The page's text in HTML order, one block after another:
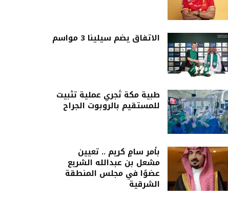
الاتفاق يضم سيلينا 3 مواسم
طبية مكة تُجري عملية تثبيت
للمستقيم بالروبوت الجراح
بأمر سامٍ كريم .. تعيين
مشعل بن عبدالله الشريع
عضوًا في مجلس المنطقة
الشرقية